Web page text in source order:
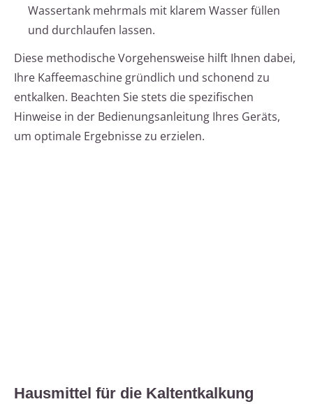
Wassertank mehrmals mit klarem Wasser füllen
und durchlaufen lassen.
Diese methodische Vorgehensweise hilft Ihnen dabei,
Ihre Kaffeemaschine gründlich und schonend zu
entkalken. Beachten Sie stets die spezifischen
Hinweise in der Bedienungsanleitung Ihres Geräts,
um optimale Ergebnisse zu erzielen.
Hausmittel für die Kaltentkalkung